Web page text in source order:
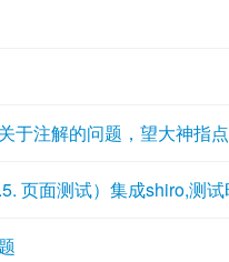
于注解的问题，望大神指
页面测试）集成shiro,测